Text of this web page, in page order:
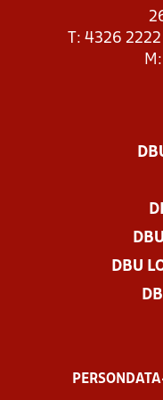
T: 4326
M:
DBU